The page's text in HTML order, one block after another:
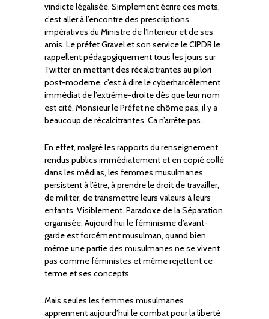
vindicte légalisée. Simplement écrire ces mots,
c’est aller à l’encontre des prescriptions
impératives du Ministre de l’Interieur et de ses
amis. Le préfet Gravel et son service le CIPDR le
rappellent pédagogiquement tous les jours sur
Twitter en mettant des récalcitrantes au pilori
post-moderne, c’est à dire le cyberharcèlement
immédiat de l’extrême-droite dès que leur nom
est cité. Monsieur le Préfet ne chôme pas, il y a
beaucoup de récalcitrantes. Ca n’arrête pas.
En effet, malgré les rapports du renseignement
rendus publics immédiatement et en copié collé
dans les médias, les femmes musulmanes
persistent à l’être, à prendre le droit de travailler,
de militer, de transmettre leurs valeurs à leurs
enfants. Visiblement. Paradoxe de la Séparation
organisée. Aujourd’hui le féminisme d’avant-
garde est forcément musulman, quand bien
même une partie des musulmanes ne se vivent
pas comme féministes et même rejettent ce
terme et ses concepts.
Mais seules les femmes musulmanes
apprennent aujourd’hui le combat pour la liberté